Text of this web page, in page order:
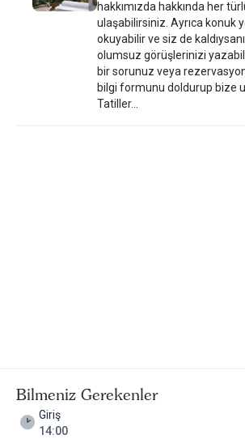
hakkımızda hakkında her
ulaşabilirsiniz. Ayrıca konuk
okuyabilir ve siz de
olumsuz görüşlerinizi
bir sorunuz veya
bilgi formunu doldurup bize
Tatiller...
Bilmeniz Gerekenler
Giriş
14:00